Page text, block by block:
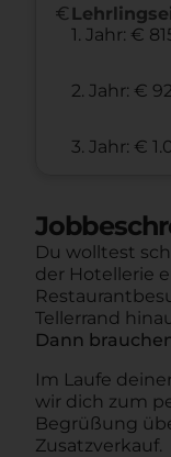
euro
1. Jahr: €
2. Jahr: €
3. Jahr: €
Du wolltest
der Hotellerie
Tellerrand
Dann
Im Laufe
wir dich zum
Begrüßung
Zusatzverkauf.